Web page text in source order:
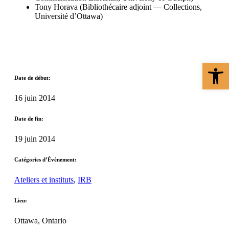
Tony Horava (Bibliothécaire adjoint — Collections,
Université d’Ottawa)
Date de début:
16 juin 2014
Date de fin:
19 juin 2014
Catégories d’Évènement:
Ateliers et instituts, IRB
Lieu:
Ottawa, Ontario
Ouvrir